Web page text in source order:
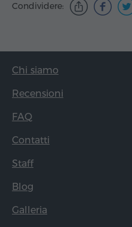
Condividere:
Chi siamo
Recensioni
FAQ
Contatti
Staff
Blog
Galleria